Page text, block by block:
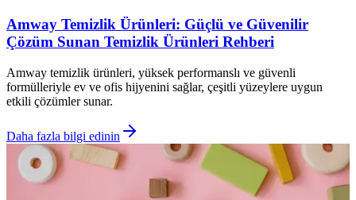
Amway Temizlik Ürünleri: Güçlü ve Güvenilir
Çözüm Sunan Temizlik Ürünleri Rehberi
Amway temizlik ürünleri, yüksek performanslı ve güvenli
formülleriyle ev ve ofis hijyenini sağlar, çeşitli yüzeylere uygun
etkili çözümler sunar.
Daha fazla bilgi edinin